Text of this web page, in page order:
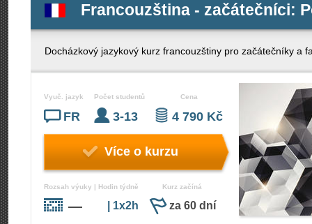
Francouzština - začátečníci:
Docházkový jazykový kurz francouzštiny pro začátečníky a
Vyuč. jazyk
FR
Počet studentů
3-13
Cena
4 790 Kč
Více o kurzu
Rozsah výuky | Hodin týdně
— | 1x2h
Kurz začíná
za 60 dní